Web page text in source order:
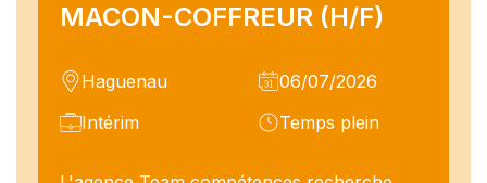
MACON-COFFREUR (H/F)
Haguenau
06/07/2026
Intérim
Temps plein